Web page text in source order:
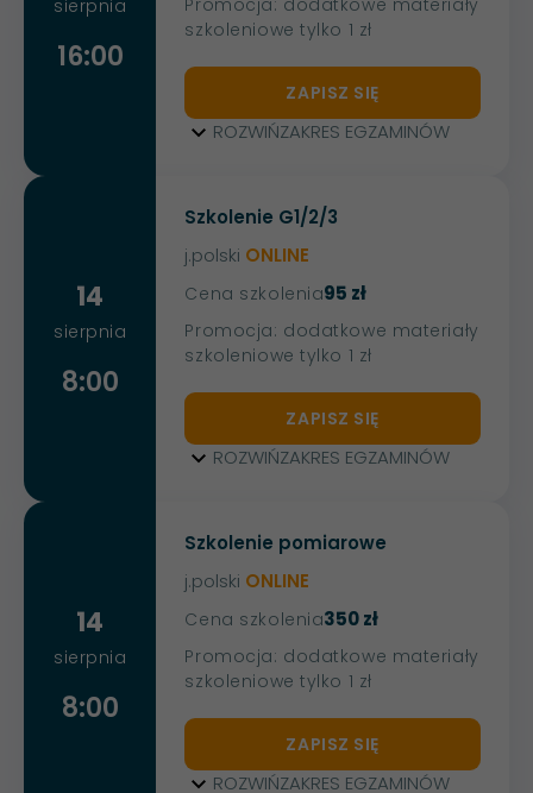
sierpnia
16:00
Promocja: dodatkowe materiały
szkoleniowe tylko 1 zł
ZAPISZ SIĘ
ROZWIŃZAKRES EGZAMINÓW
14
sierpnia
8:00
Szkolenie G1/2/3
j.polski ONLINE
95 zł
Cena szkolenia
Promocja: dodatkowe materiały
szkoleniowe tylko 1 zł
ZAPISZ SIĘ
ROZWIŃZAKRES EGZAMINÓW
14
sierpnia
8:00
Szkolenie pomiarowe
j.polski ONLINE
350 zł
Cena szkolenia
Promocja: dodatkowe materiały
szkoleniowe tylko 1 zł
ZAPISZ SIĘ
ROZWIŃZAKRES EGZAMINÓW